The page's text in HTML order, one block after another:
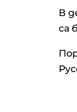
В
са